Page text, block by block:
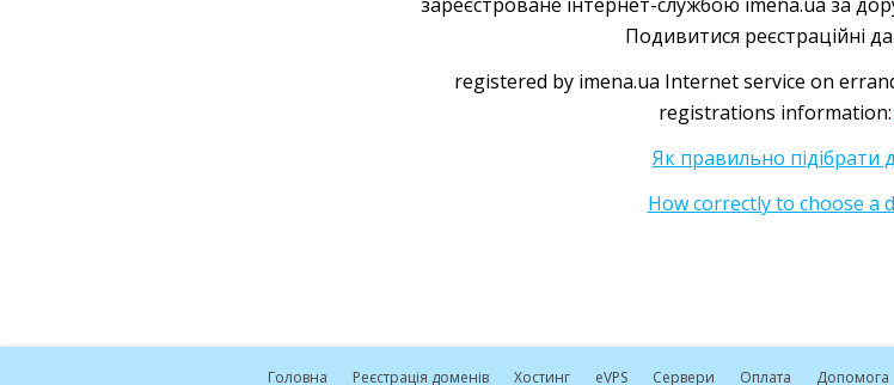
Подивитися реєстраційні
registered by imena.ua Internet service on
registrations information:
Як правильно підібрати
How correctly to choose a
Головна Реєстрація доменів Хостинг eVPS Сервери Оплата Допомога